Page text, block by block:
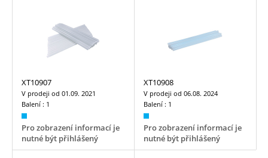
XT10907
V prodeji od 01.09. 2021
Balení : 1
Pro zobrazení informací je
nutné být přihlášený
XT10908
V prodeji od 06.08. 2024
Balení : 1
Pro zobrazení informací je
nutné být přihlášený